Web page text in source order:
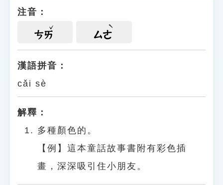
遊戲專區
貓頭鷹博士
注音：
ㄘㄞ ㄙㄜ
漢語拼音：
cǎi sè
解釋：
多種顏色的。
【例】這本童話故事書附有彩色插
畫，深深吸引住小朋友。